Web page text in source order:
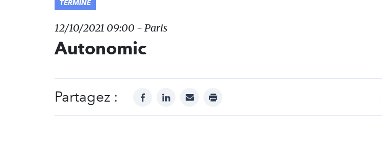
TERMINÉ
12/10/2021 09:00 - Paris
Autonomic
Partagez : facebooklinkedinmail print